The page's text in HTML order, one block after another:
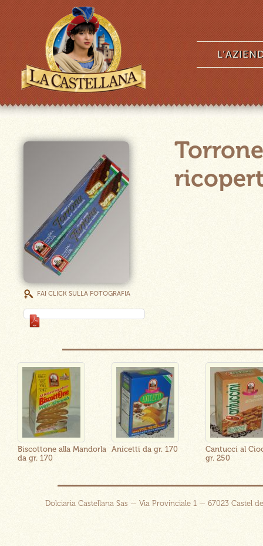
FAI CLICK SULLA FOTOGRAFIA
Biscottone alla Mandorla
da gr. 170
Anicetti da gr. 170
Cantucci al
gr. 250
Dolciaria Castellana Sas — Via Provinciale 1 — 67023 Castel